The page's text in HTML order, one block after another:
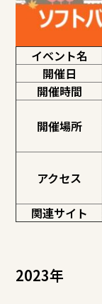
イベント名
開催日
開催時間
開催場所
アクセス
関連サイト
2023年